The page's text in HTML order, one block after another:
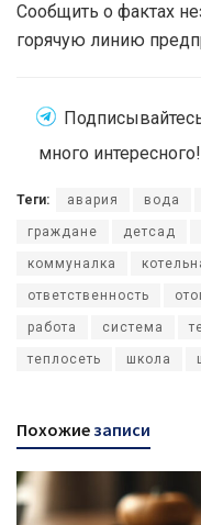
Сообщить о фактах
горячую линию
много
Теги: авария вода
граждане детсад
коммуналка
ответственность
работа система
теплосеть школа
Похожие записи